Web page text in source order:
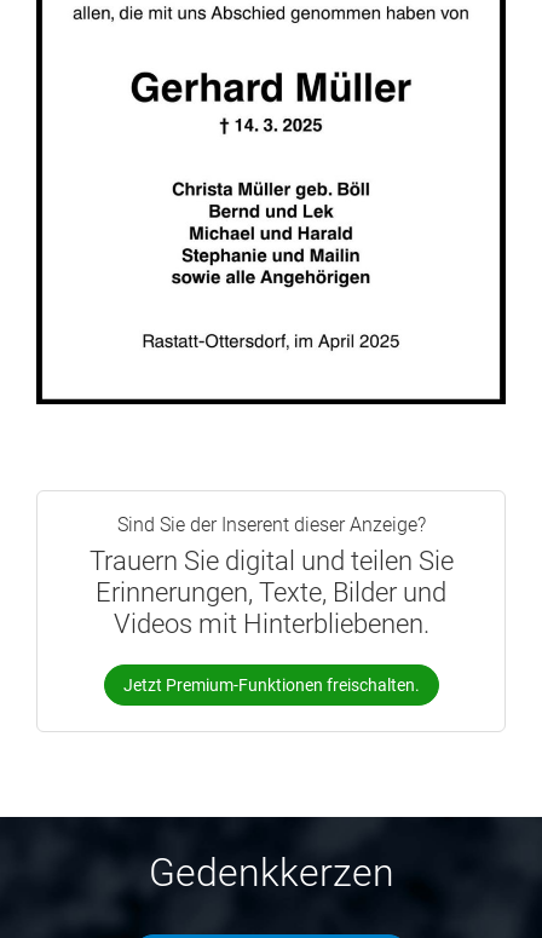
Sind Sie der Inserent dieser Anzeige?
Trauern Sie digital und teilen Sie
Erinnerungen, Texte, Bilder und
Videos mit Hinterbliebenen.
Jetzt Premium-Funktionen freischalten.
Gedenkkerzen